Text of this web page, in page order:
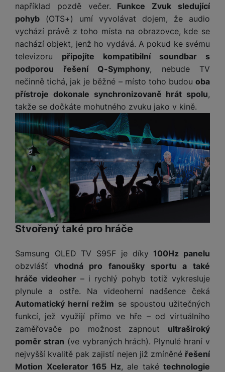
návštěv a zdroje návštěv našich internetových stránek. Data
získaná pomocí těchto cookies zpracováváme souhrnně a
anonymně, takže nejsme schopni identifikovat konkrétní
uživatele našeho webu.
reklamou.
Povoleno
Marketingové cookies používáme my nebo naši partneři,
abychom vám mohli zobrazit vhodné obsahy nebo reklamy jak
na našich stránkách, tak na stránkách třetích stran.
například pozdě večer. Funkce Zvuk sledující
pohyb (OTS+) umí vyvolávat dojem, že audio
vychází právě z toho místa na obrazovce, kde se
nachází objekt, jenž ho vydává. A pokud ke svému
televizoru připojíte kompatibilní soundbar s
podporou řešení Q-Symphony, nebude TV
nečinně tichá, jak je běžné – místo toho budou oba
přístroje dokonale synchronizovaně hrát spolu,
takže se dočkáte mohutného zvuku jako v kině.
Stvořený také pro hráče
Samsung OLED TV S95F je díky 100Hz panelu
obzvlášť vhodná pro fanoušky sportu a také
hráče videoher – i rychlý pohyb totiž vykresluje
plynule a ostře. Na videoherní nadšence čeká
Automatický herní režim se spoustou užitečných
funkcí, jež využijí přímo ve hře – od virtuálního
zaměřovače po možnost zapnout ultraširoký
poměr stran (ve vybraných hrách). Plynulé hraní v
nejvyšší kvalitě pak zajistí nejen již zmíněné řešení
Motion Xcelerator 165 Hz, ale také technologie